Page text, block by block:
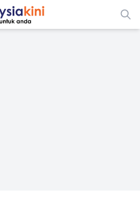
ADS